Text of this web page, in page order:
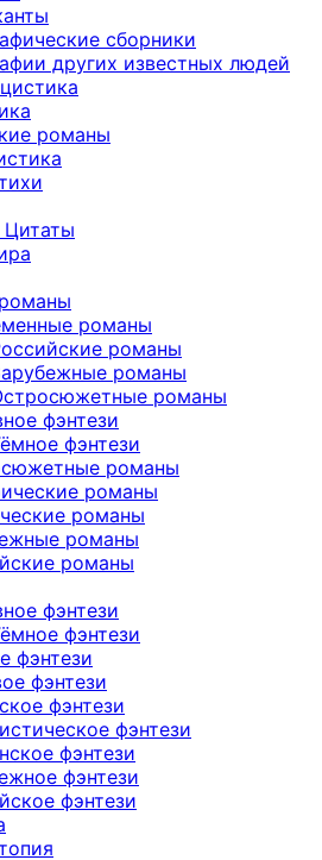
сборники
других известных людей
романы
романы
романы
романы
романы
фэнтези
фэнтези
романы
романы
романы
романы
романы
фэнтези
фэнтези
фэнтези
фэнтези
фэнтези
фэнтези
фэнтези
фэнтези
фэнтези